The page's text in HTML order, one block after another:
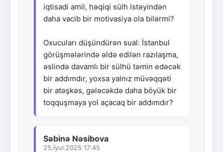
iqtisadi amil, həqiqi sülh istəyindən
daha vacib bir motivasiya ola bilərmi?
Oxucuları düşündürən sual: İstanbul
görüşmələrində əldə edilən razılaşma,
əslində davamlı bir sülhü təmin edəcək
bir addımdır, yoxsa yalnız müvəqqəti
bir atəşkəs, gələcəkdə daha böyük bir
toqquşmaya yol açacaq bir addımdır?
Səbinə Nəsibova
25.İyul.2025 17:45